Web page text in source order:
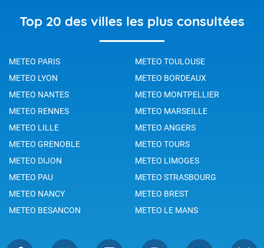
Top 20 des villes les plus consultées
METEO PARIS
METEO TOULOUSE
METEO LYON
METEO BORDEAUX
METEO NANTES
METEO MONTPELLIER
METEO RENNES
METEO MARSEILLE
METEO LILLE
METEO ANGERS
METEO GRENOBLE
METEO TOURS
METEO DIJON
METEO LIMOGES
METEO PAU
METEO STRASBOURG
METEO NANCY
METEO BREST
METEO BESANCON
METEO LE MANS